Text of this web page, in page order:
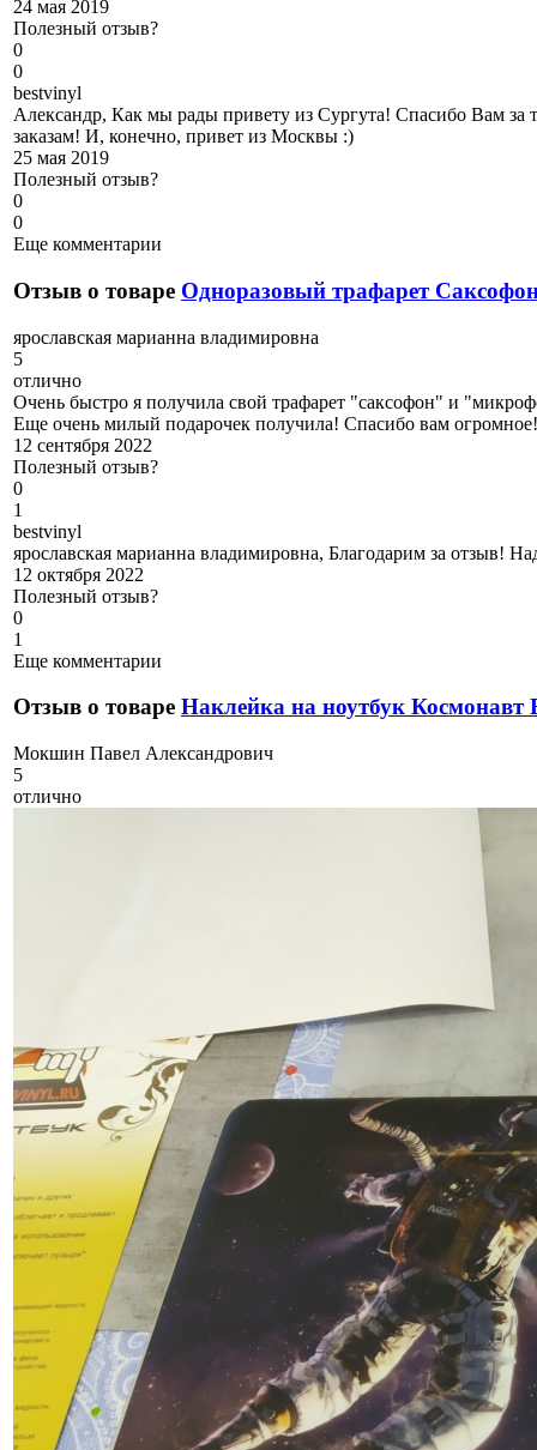
24 мая 2019
Полезный отзыв?
0
0
bestvinyl
Александр, Как мы рады привету из Сургута! Спасибо Вам
заказам! И, конечно, привет из Москвы :)
25 мая 2019
Полезный отзыв?
0
0
Еще комментарии
Отзыв о товаре Одноразовый трафарет
ярославская марианна владимировна
5
отлично
Очень быстро я получила свой трафарет "саксофон" и
Еще очень милый подарочек получила! Спасибо вам
12 сентября 2022
Полезный отзыв?
0
1
bestvinyl
ярославская марианна владимировна, Благодарим за отзыв!
12 октября 2022
Полезный отзыв?
0
1
Еще комментарии
Отзыв о товаре Наклейка на ноутбук Космонавт
Мокшин Павел Александрович
5
отлично